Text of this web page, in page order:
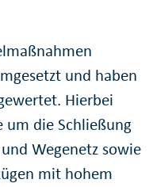
und haben
Hierbei
um die Schließung
Wegenetz sowie
mit hohem